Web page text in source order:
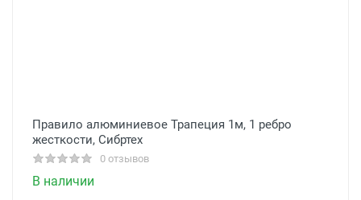
Правило алюминиевое Трапеция 1м, 1 ребро
жесткости, Сибртех
0 отзывов
В наличии